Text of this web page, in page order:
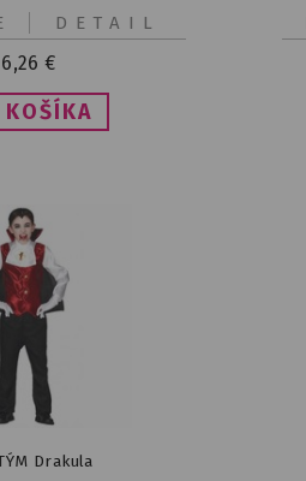
6,26 €
DETAIL
Drakula